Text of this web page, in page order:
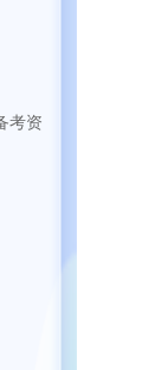
考资